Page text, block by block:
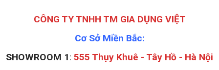
CÔNG TY TNHH TM GIA DỤNG VIỆT
Cơ Sở Miền Bắc:
SHOWROOM 1: 555 Thụy Khuê - Tây Hồ - Hà Nội